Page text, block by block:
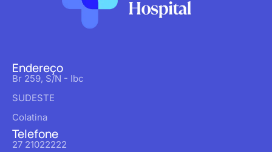
Endereço
Br 259, S/N - Ibc
SUDESTE
Colatina
Telefone
27 21022222